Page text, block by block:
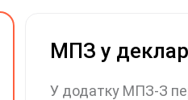
МПЗ у
У додатку МПЗ-З